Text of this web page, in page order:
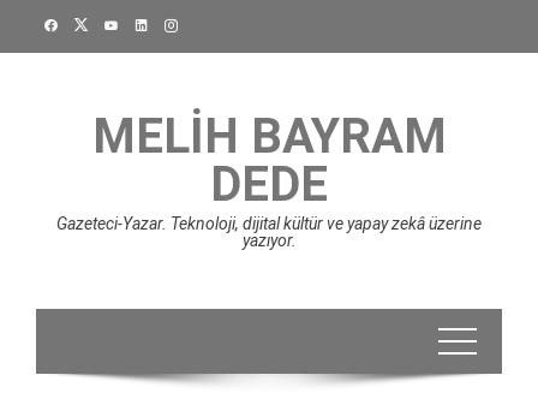
MELIH BAYRAM
DEDE
Gazeteci-Yazar. Teknoloji, dijital kültür ve yapay zekâ üzerine
yazıyor.